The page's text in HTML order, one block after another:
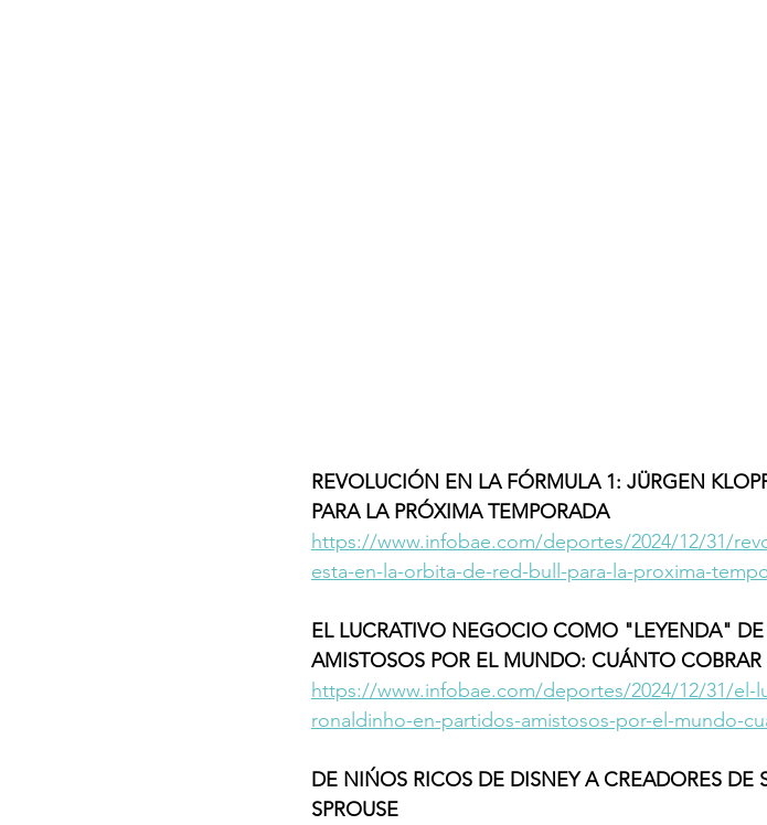
REVOLUCIÓN EN LA FÓRMULA 1: JÜRGEN
PARA LA PRÓXIMA TEMPORADA
https://www.infobae.com/deportes/2024/12/31/
esta-en-la-orbita-de-red-bull-para-la-proxima-
EL LUCRATIVO NEGOCIO COMO "LEYENDA"
AMISTOSOS POR EL MUNDO: CUÁNTO COBRAR
https://www.infobae.com/deportes/2024/12/31/el-
ronaldinho-en-partidos-amistosos-por-el-mundo-
DE NIŃOS RICOS DE DISNEY A CREADORES DE
SPROUSE